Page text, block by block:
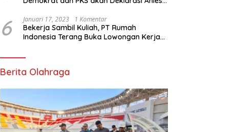
6 Januari 17, 2023 1 Komentar
Bekerja Sambil Kuliah, PT Rumah
Indonesia Terang Buka Lowongan Kerja
Berita Olahraga